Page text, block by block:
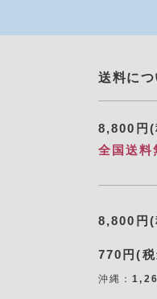
送料につ
8,800円(
全国送料
8,800円(
770円(
沖縄：